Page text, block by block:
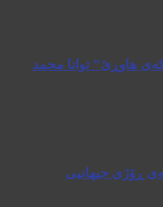
هاوڕێ” توانا محمد
ڕۆژی جیهانیی